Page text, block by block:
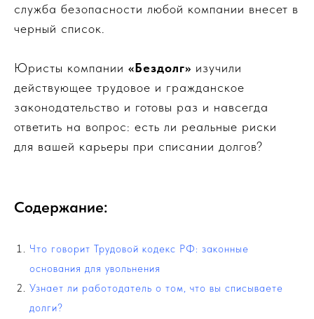
служба безопасности любой компании внесет в
черный список.
Юристы компании «Бездолг» изучили
действующее трудовое и гражданское
законодательство и готовы раз и навсегда
ответить на вопрос: есть ли реальные риски
для вашей карьеры при списании долгов?
Содержание:
Что говорит Трудовой кодекс РФ: законные
основания для увольнения
Узнает ли работодатель о том, что вы списываете
долги?